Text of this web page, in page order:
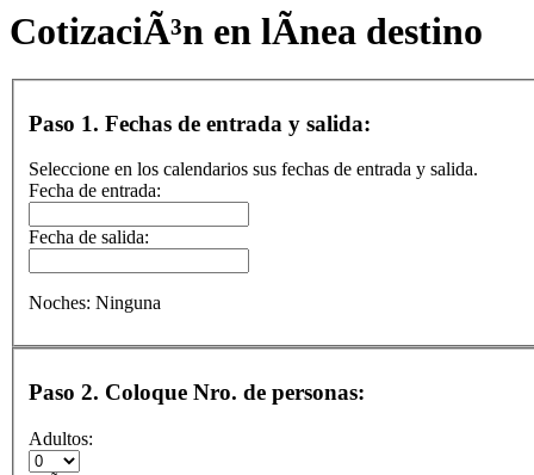
CotizaciÃ³n en lÃ­nea destino
Paso 1. Fechas de entrada y salida:
Seleccione en los calendarios sus fechas de entrada y salida.
Fecha de entrada:
Fecha de salida:
Noches: Ninguna
Paso 2. Coloque Nro. de personas:
Adultos: